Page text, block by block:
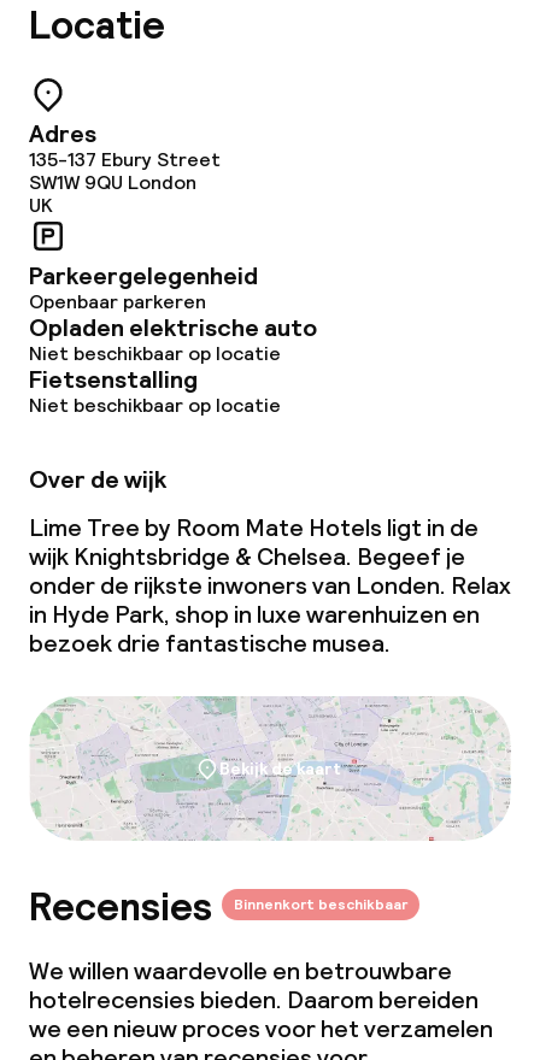
Locatie
Adres
135-137 Ebury Street
SW1W 9QU London
UK
Parkeergelegenheid
Openbaar parkeren
Opladen elektrische auto
Niet beschikbaar op locatie
Fietsenstalling
Niet beschikbaar op locatie
Over de wijk
Lime Tree by Room Mate Hotels ligt in de
wijk Knightsbridge & Chelsea. Begeef je
onder de rijkste inwoners van Londen. Relax
in Hyde Park, shop in luxe warenhuizen en
bezoek drie fantastische musea.
Bekijk de kaart
Recensies Binnenkort beschikbaar
We willen waardevolle en betrouwbare
hotelrecensies bieden. Daarom bereiden
we een nieuw proces voor het verzamelen